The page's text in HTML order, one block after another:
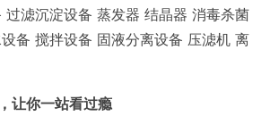
过滤沉淀设备 蒸发器 结晶器 消毒杀菌
备 搅拌设备 固液分离设备 压滤机 离
让你一站看过瘾